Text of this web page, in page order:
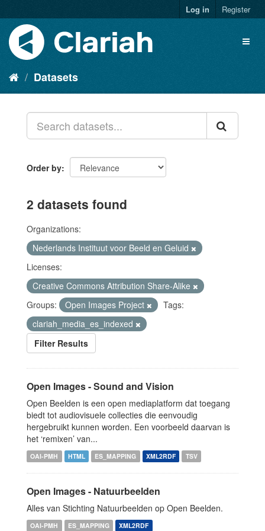
Log in Register
Datasets
Order by
2 datasets found
Organizations:
Nederlands Instituut voor Beeld en Geluid
Licenses:
Creative Commons Attribution Share-Alike
Groups:
Open Images Project
Tags:
clariah_media_es_indexed
Filter Results
Open Images - Sound and Vision
Open Beelden is een open mediaplatform dat toegang
biedt tot audiovisuele collecties die eenvoudig
hergebruikt kunnen worden. Een voorbeeld daarvan is
het ‘remixen’ van...
OAI-PMH HTML ES_MAPPING XML2RDF TSV
Open Images - Natuurbeelden
Alles van Stichting Natuurbeelden op Open Beelden.
OAI-PMH ES_MAPPING XML2RDF